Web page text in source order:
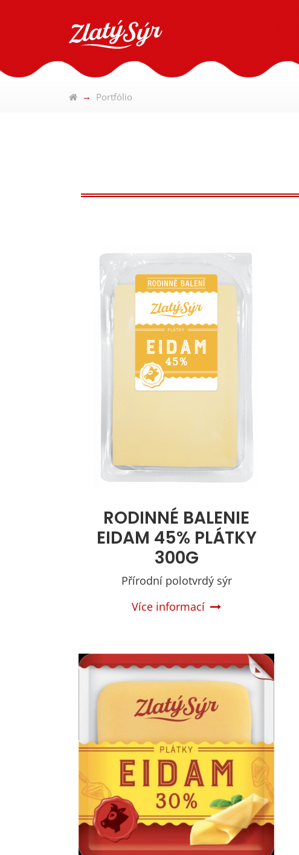
Portfólio
RODINNÉ BALENIE
EIDAM 45% PLÁTKY
300G
Přírodní polotvrdý sýr
Více informací